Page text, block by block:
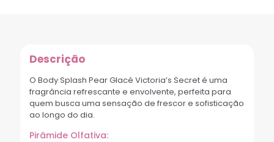
Descrição
O Body Splash Pear Glacé Victoria’s Secret é uma
fragrância refrescante e envolvente, perfeita para
quem busca uma sensação de frescor e sofisticação
ao longo do dia.
Pirâmide Olfativa: